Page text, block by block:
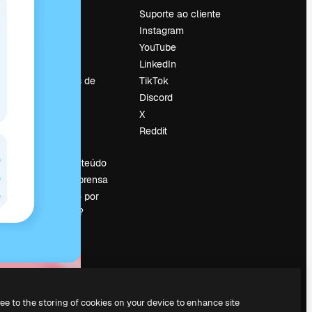
Tendências de
Vender conteúdo
Sala de imprensa
Procurando por
magnific.ai?
Suporte ao cliente
Instagram
YouTube
LinkedIn
TikTok
Discord
X
Reddit
to the storing of cookies on your device to enhance site